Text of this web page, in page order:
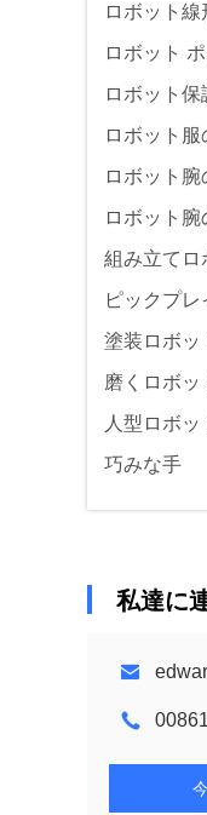
ロボット線
ロボット
ロボット保
ロボット服
ロボット
ロボット腕
組み立てロ
ピックプレ
塗装ロボッ
磨くロボッ
人型ロボッ
巧みな手
私達に